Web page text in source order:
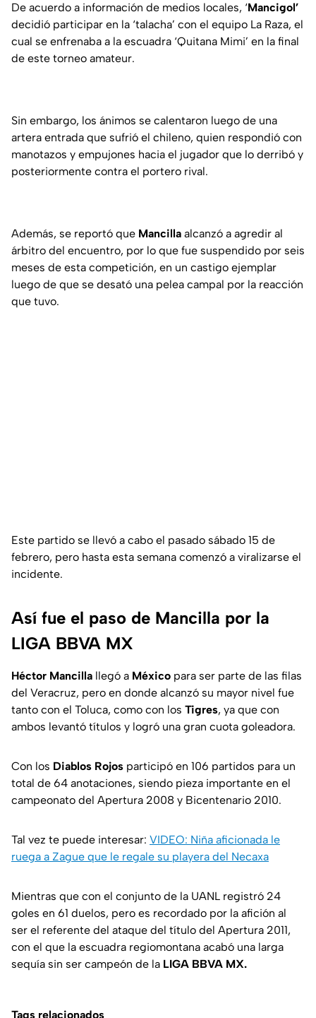
De acuerdo a información de medios locales, ‘Mancigol’
decidió participar en la ‘talacha’ con el equipo La Raza, el
cual se enfrenaba a la escuadra ‘Quitana Mimi’ en la final
de este torneo amateur.
Sin embargo, los ánimos se calentaron luego de una
artera entrada que sufrió el chileno, quien respondió con
manotazos y empujones hacia el jugador que lo derribó y
posteriormente contra el portero rival.
Además, se reportó que Mancilla alcanzó a agredir al
árbitro del encuentro, por lo que fue suspendido por seis
meses de esta competición, en un castigo ejemplar
luego de que se desató una pelea campal por la reacción
que tuvo.
Este partido se llevó a cabo el pasado sábado 15 de
febrero, pero hasta esta semana comenzó a viralizarse el
incidente.
Así fue el paso de Mancilla por la
LIGA BBVA MX
Héctor Mancilla llegó a México para ser parte de las filas
del Veracruz, pero en donde alcanzó su mayor nivel fue
tanto con el Toluca, como con los Tigres, ya que con
ambos levantó títulos y logró una gran cuota goleadora.
Con los Diablos Rojos participó en 106 partidos para un
total de 64 anotaciones, siendo pieza importante en el
campeonato del Apertura 2008 y Bicentenario 2010.
Tal vez te puede interesar: VIDEO: Niña aficionada le
ruega a Zague que le regale su playera del Necaxa
Mientras que con el conjunto de la UANL registró 24
goles en 61 duelos, pero es recordado por la afición al
ser el referente del ataque del título del Apertura 2011,
con el que la escuadra regiomontana acabó una larga
sequía sin ser campeón de la LIGA BBVA MX.
Tags relacionados